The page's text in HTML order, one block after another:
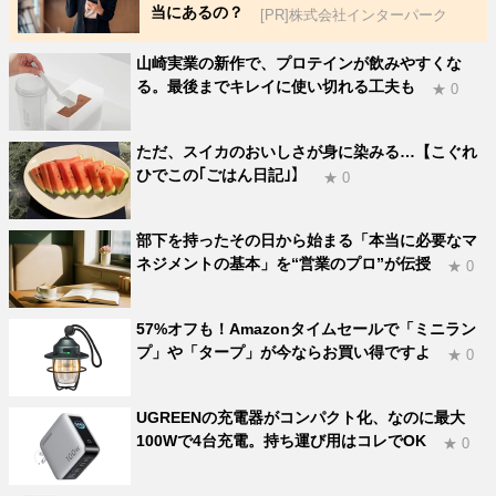
当にあるの？
[PR]株式会社インターパーク
山崎実業の新作で、プロテインが飲みやすくな
る。最後までキレイに使い切れる工夫も
★ 0
ただ、スイカのおいしさが身に染みる…【こぐれ
ひでこの｢ごはん日記｣】
★ 0
部下を持ったその日から始まる「本当に必要なマ
ネジメントの基本」を“営業のプロ”が伝授
★ 0
57%オフも！Amazonタイムセールで「ミニラン
プ」や「タープ」が今ならお買い得ですよ
★ 0
UGREENの充電器がコンパクト化、なのに最大
100Wで4台充電。持ち運び用はコレでOK
★ 0